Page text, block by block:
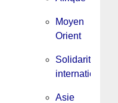
Moyen
Orient
Solidarité
internationale
Asie